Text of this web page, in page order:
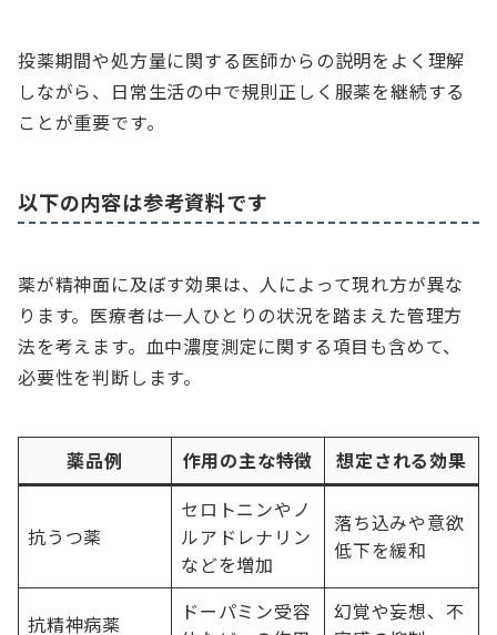
投薬期間や処方量に関する医師からの説明をよく理解
しながら、日常生活の中で規則正しく服薬を継続する
ことが重要です。
以下の内容は参考資料です
薬が精神面に及ぼす効果は、人によって現れ方が異な
ります。医療者は一人ひとりの状況を踏まえた管理方
法を考えます。血中濃度測定に関する項目も含めて、
必要性を判断します。
薬品例 作用の主な特徴 想定される効果
抗うつ薬
セロトニンやノ
ルアドレナリン
などを増加
落ち込みや意欲
低下を緩和
抗精神病薬
ドーパミン受容
幻覚や妄想、不